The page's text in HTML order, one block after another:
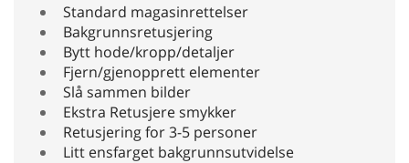
Standard magasinrettelser
Bakgrunnsretusjering
Bytt hode/kropp/detaljer
Fjern/gjenopprett elementer
Slå sammen bilder
Ekstra Retusjere smykker
Retusjering for 3-5 personer
Litt ensfarget bakgrunnsutvidelse